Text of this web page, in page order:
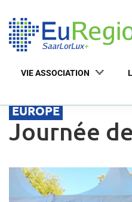
VIE ASSOCIATION
EUROPE
Journée